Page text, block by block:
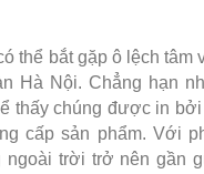
thể bắt gặp ô lệch tâm
Hà Nội. Chẳng hạn
thấy chúng được in
cấp sản phẩm. Với
ngoài trời trở nên gần